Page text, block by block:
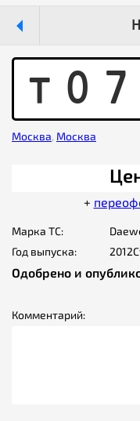
T 0 7
Москва, Москва
+
Марка ТС:
Год выпуска:
2012
Одобрено и
Комментарий: